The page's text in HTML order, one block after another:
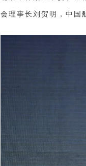
会理事长刘贺明， 中国